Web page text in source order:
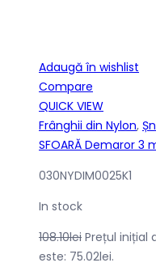
Adaugă în wishlist
Compare
QUICK VIEW
Frânghii din Nylon,
SFOARĂ Demaror 3
030NYDIM0025K1
In stock
108.10lei Prețul inițial
este: 75.02lei.